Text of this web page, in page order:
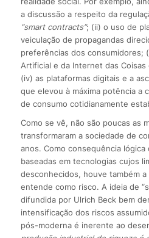
a discussão a respeito da
“smart contracts”; (ii) o uso de
veiculação de propagandas
preferências dos consumidores;
Artificial e da Internet das
(iv) as plataformas digitais e a
que elevou à máxima potência a
de consumo cotidianamente
Como se vê, não são poucas as
transformaram a sociedade de
anos. Como consequência
baseadas em tecnologias cujos
desconhecidos, houve também
entende como risco. A ideia de
difundida por Ulrich Beck bem
intensificação dos riscos
pós-moderna é inerente ao